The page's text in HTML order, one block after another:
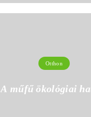
Otthon
A műfű ökológiai